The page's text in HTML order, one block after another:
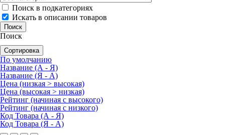
Поиск в подкатегориях
Искать в описании товаров
Поиск
Сортировка
По умолчанию
Название (А - Я)
Название (Я - А)
Цена (низкая > высокая)
Цена (высокая > низкая)
Рейтинг (начиная с высокого)
Рейтинг (начиная с низкого)
Код Товара (А - Я)
Код Товара (Я - А)